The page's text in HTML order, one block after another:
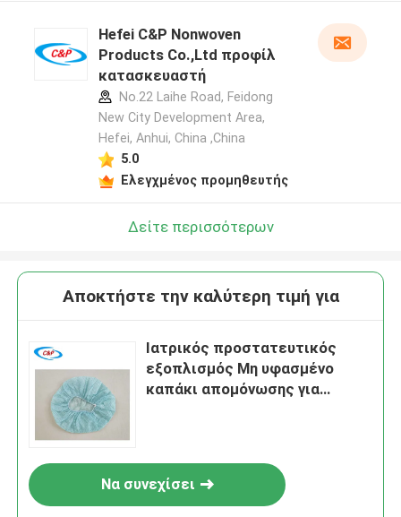
Hefei C&P Nonwoven
Products Co.,Ltd προφίλ
κατασκευαστή
No.22 Laihe Road, Feidong
New City Development Area,
Hefei, Anhui, China ,China
5.0
Ελεγχμένος προμηθευτής
Δείτε περισσότερων
Αποκτήστε την καλύτερη τιμή για
Ιατρικός προστατευτικός
εξοπλισμός Μη υφασμένο
καπάκι απομόνωσης για
Να συνεχίσει